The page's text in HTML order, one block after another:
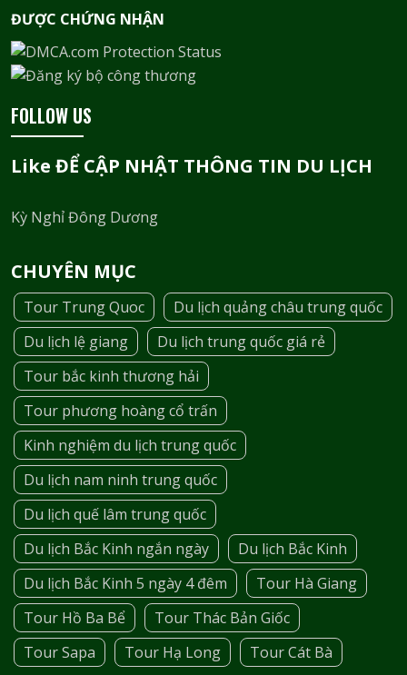
ĐƯỢC CHỨNG NHẬN​
FOLLOW US
Like ĐỂ CẬP NHẬT THÔNG TIN DU LỊCH
Kỳ Nghỉ Đông Dương
CHUYÊN MỤC
Tour Trung Quoc
Du lịch quảng châu trung quốc
Du lịch lệ giang
Du lịch trung quốc giá rẻ
Tour bắc kinh thương hải
Tour phương hoàng cổ trấn
Kinh nghiệm du lịch trung quốc
Du lịch nam ninh trung quốc
Du lịch quế lâm trung quốc
Du lịch Bắc Kinh ngắn ngày
Du lịch Bắc Kinh
Du lịch Bắc Kinh 5 ngày 4 đêm
Tour Hà Giang
Tour Hồ Ba Bể
Tour Thác Bản Giốc
Tour Sapa
Tour Hạ Long Tour Cát Bà